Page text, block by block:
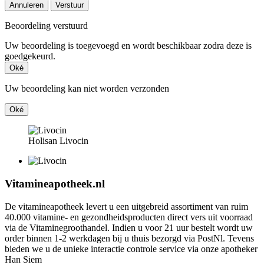
Annuleren Verstuur
Beoordeling verstuurd
Uw beoordeling is toegevoegd en wordt beschikbaar zodra deze is
goedgekeurd.
Oké
Uw beoordeling kan niet worden verzonden
Oké
Holisan Livocin
Vitamineapotheek.nl
De vitamineapotheek levert u een uitgebreid assortiment van ruim
40.000 vitamine- en gezondheidsproducten direct vers uit voorraad
via de Vitaminegroothandel. Indien u voor 21 uur bestelt wordt uw
order binnen 1-2 werkdagen bij u thuis bezorgd via PostNl. Tevens
bieden we u de unieke interactie controle service via onze apotheker
Han Siem